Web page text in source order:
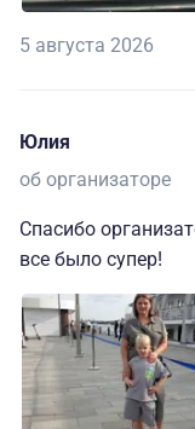
5 августа 2026
Юлия
об организаторе
Спасибо
все было супер!